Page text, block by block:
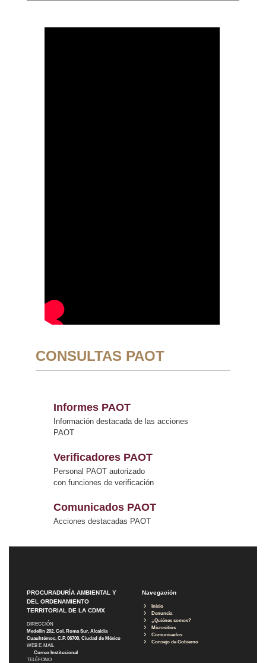
CONSULTAS PAOT
Informes PAOT
Información destacada de las acciones
PAOT
Verificadores PAOT
Personal PAOT autorizado
con funciones de verificación
Comunicados PAOT
Acciones destacadas PAOT
PROCURADURÍA AMBIENTAL Y
DEL ORDENAMIENTO
TERRITORIAL DE LA CDMX
DIRECCIÓN
Medellín 202, Col. Roma Sur, Alcaldía
Cuauhtémoc, C.P. 06700, Ciudad de México
WEB E-MAIL
Correo Institucional
TELÉFONO
Navegación
Inicio
Denuncia
¿Quiénes somos?
Micrositios
Comunicados
Consejo de Gobierno